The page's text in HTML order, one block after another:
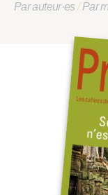
Par auteur·es/Par